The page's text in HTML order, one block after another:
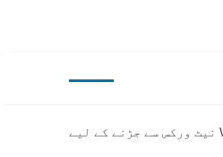
پاس ورڈ جانے بغیر Wi-Fi نیٹ ورکس سے جڑنے کے لیے